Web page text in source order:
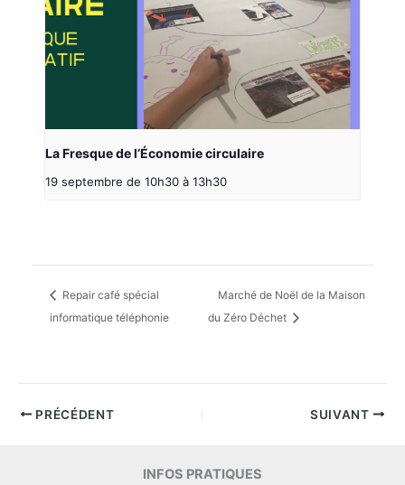
La Fresque de l’Économie circulaire
19 septembre de 10h30 à 13h30
Repair café spécial
informatique téléphonie
Marché de Noël de la Maison
du Zéro Déchet
PRÉCÉDENT SUIVANT
INFOS PRATIQUES